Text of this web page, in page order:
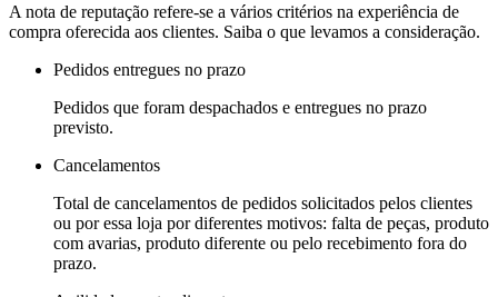
A nota de reputação refere-se a vários critérios na experiência de
compra oferecida aos clientes. Saiba o que levamos a consideração.
Pedidos entregues no prazo
Pedidos que foram despachados e entregues no prazo
previsto.
Cancelamentos
Total de cancelamentos de pedidos solicitados pelos clientes
ou por essa loja por diferentes motivos: falta de peças, produto
com avarias, produto diferente ou pelo recebimento fora do
prazo.